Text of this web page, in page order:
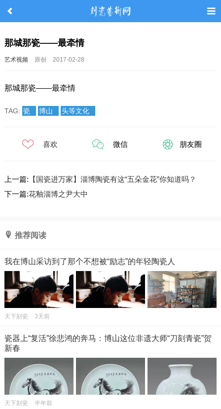
那城那瓷——最牵情
艺术视频 原创 2017-02-28
那城那瓷——最牵情
TAG: 瓷 博山 头等文化
喜欢 微信 朋友圈
上一篇: 【国瓷进万家】淄博陶瓷有这“五朵金花”你知道吗？
下一篇:花釉淄博之尹大中
推荐阅读
我在博山采访到了那个不想被“励志”的年轻陶瓷人
天下刻瓷 3天前
瓷器上“复活”徐悲鸿的奔马：博山这位非遗大师“刀刻青瓷”贺
新春
天下刻瓷 半年前